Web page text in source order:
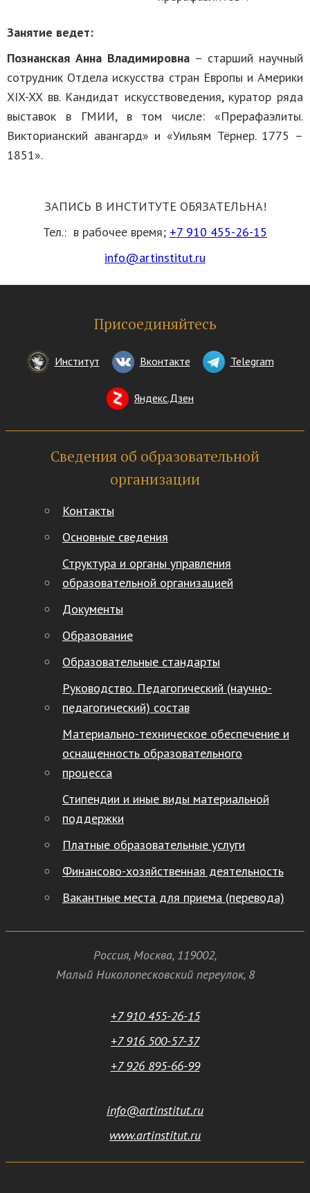
Занятие ведет:
Познанская Анна Владимировна – старший научный
сотрудник Отдела искусства стран Европы и Америки
XIX-XX вв. Кандидат искусствоведения, куратор ряда
выставок в ГМИИ, в том числе: «Прерафаэлиты.
Викторианский авангард» и «Уильям Тёрнер. 1775 –
1851».
ЗАПИСЬ В ИНСТИТУТЕ ОБЯЗАТЕЛЬНА!
Тел.: в рабочее время; +7 910 455-26-15
info@artinstitut.ru
Присоединяйтесь
Институт Вконтакте Telegram
Яндекс.Дзен
Сведения об образовательной
организации
Контакты
Основные сведения
Структура и органы управления
образовательной организацией
Документы
Образование
Образовательные стандарты
Руководство. Педагогический (научно-
педагогический) состав
Материально-техническое обеспечение и
оснащенность образовательного
процесса
Стипендии и иные виды материальной
поддержки
Платные образовательные услуги
Финансово-хозяйственная деятельность
Вакантные места для приема (перевода)
Россия, Москва, 119002,
Малый Николопесковский переулок,8
+7 910 455-26-15
+7 916 500-57-37
+7 926 895-66-99
info@artinstitut.ru
www.artinstitut.ru